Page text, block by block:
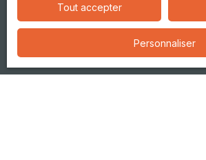
Propulsé parTout accepter
Personnaliser